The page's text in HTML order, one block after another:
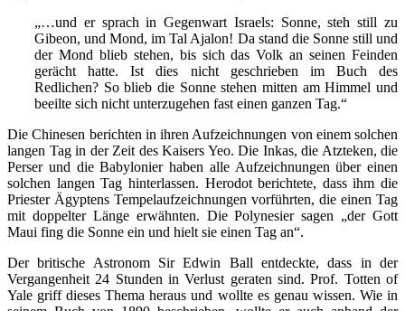
„…und er sprach in Gegenwart Israels: Sonne, steh still zu
Gibeon, und Mond, im Tal Ajalon! Da stand die Sonne still und
der Mond blieb stehen, bis sich das Volk an seinen Feinden
gerächt hatte. Ist dies nicht geschrieben im Buch des
Redlichen? So blieb die Sonne stehen mitten am Himmel und
beeilte sich nicht unterzugehen fast einen ganzen Tag.“
Die Chinesen berichten in ihren Aufzeichnungen von einem solchen
langen Tag in der Zeit des Kaisers Yeo. Die Inkas, die Atzteken, die
Perser und die Babylonier haben alle Aufzeichnungen über einen
solchen langen Tag hinterlassen. Herodot berichtete, dass ihm die
Priester Ägyptens Tempelaufzeichnungen vorführten, die einen Tag
mit doppelter Länge erwähnten. Die Polynesier sagen „der Gott
Maui fing die Sonne ein und hielt sie einen Tag an“.
Der britische Astronom Sir Edwin Ball entdeckte, dass in der
Vergangenheit 24 Stunden in Verlust geraten sind. Prof. Totten of
Yale griff dieses Thema heraus und wollte es genau wissen. Wie in